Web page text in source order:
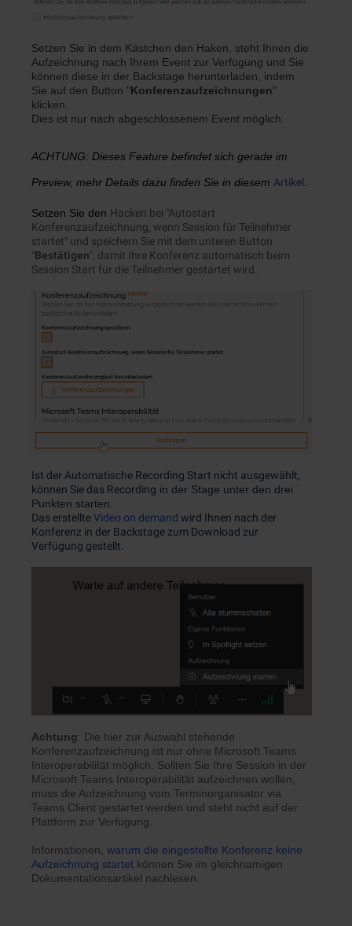
Setzen Sie in dem Kästchen den Haken, steht Ihnen die
Aufzeichnung nach Ihrem Event zur Verfügung und Sie
können diese in der Backstage herunterladen, indem
Sie auf den Button "Konferenzaufzeichnungen"
klicken.
Dies ist nur nach abgeschlossenem Event möglich.
ACHTUNG: Dieses Feature befindet sich gerade im
Preview, mehr Details dazu finden Sie in diesem Artikel
Setzen Sie den Hacken bei "Autostart
Konferenzaufzeichnung, wenn Session für Teilnehmer
startet" und speichern Sie mit dem unteren Button
"Bestätigen", damit Ihre Konferenz automatisch beim
Session Start für die Teilnehmer gestartet wird.
Ist der Automatische Recording Start nicht ausgewählt,
können Sie das Recording in der Stage unter den drei
Punkten starten.
Das erstellteVideo on demand wird Ihnen nach der
Konferenz in der Backstage zum Download zur
Verfügung gestellt.
Achtung: Die hier zur Auswahl stehende
Konferenzaufzeichnung ist nur ohne Microsoft Teams
Interoperabilität möglich. Sollten Sie Ihre Session in der
Microsoft Teams Interoperabilität aufzeichnen wollen,
muss die Aufzeichnung vom Terminorganisator via
Teams Client gestartet werden und steht nicht auf der
Plattform zur Verfügung.
Informationen, warum die eingestellte Konferenz keine
Aufzeichnung startet können Sie im gleichnamigen
Dokumentationsartikel nachlesen.